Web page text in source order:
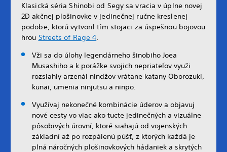
Klasická séria Shinobi od Segy sa vracia v úplne novej
2D akčnej plošinovke v jedinečnej ručne kreslenej
podobe, ktorú vytvoril tím stojaci za úspešnou bojovou
hrou Streets of Rage 4.
Vži sa do úlohy legendárneho šinobiho Joea
Musashiho a k porážke svojich nepriateľov využi
rozsiahly arzenál nindžov vrátane katany Oborozuki,
kunai, umenia ninjutsu a ninpo.
Využívaj nekonečné kombinácie úderov a objavuj
nové cesty vo viac ako tucte jedinečných a vizuálne
pôsobivých úrovní, ktoré siahajú od vojenských
základní až po rozpálenú púšť, z ktorých každá je
plná náročných plošinovkových hádaniek a skrytých